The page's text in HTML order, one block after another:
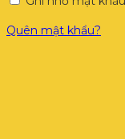
Quên mật khẩu?